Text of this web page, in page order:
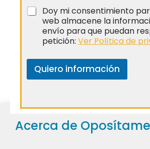
Doy mi consentimiento
web almacene la
envío para que puedan
petición: Ver Política de
Quiero información
Acerca de